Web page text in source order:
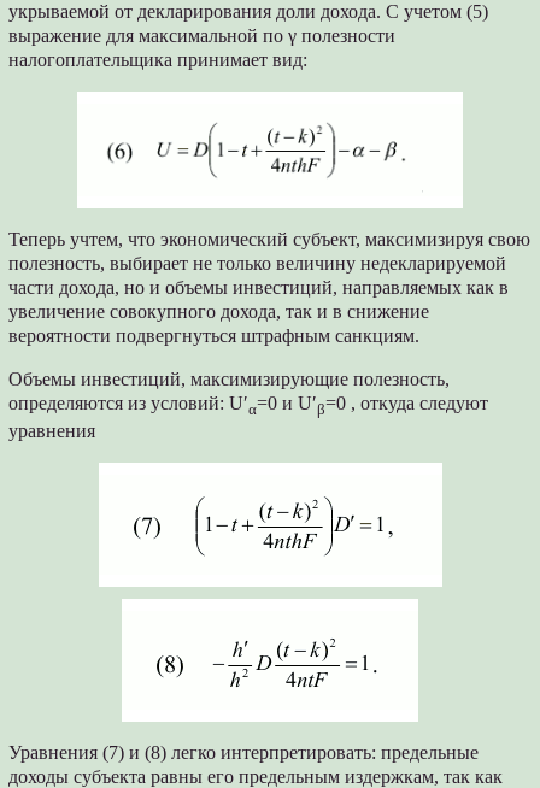
укрываемой от декларирования доли дохода. С учетом (5)
выражение для максимальной по γ полезности
налогоплательщика принимает вид:
Теперь учтем, что экономический субъект, максимизируя свою
полезность, выбирает не только величину недекларируемой
части дохода, но и объемы инвестиций, направляемых как в
увеличение совокупного дохода, так и в снижение
вероятности подвергнуться штрафным санкциям.
Объемы инвестиций, максимизирующие полезность,
определяются из условий: U′α=0 и U′β=0 , откуда следуют
уравнения
Уравнения (7) и (8) легко интерпретировать: предельные
доходы субъекта равны его предельным издержкам, так как